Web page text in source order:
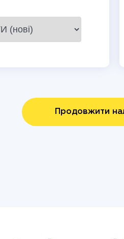
Продовжити